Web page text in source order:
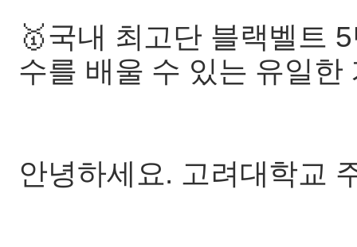
🥇국내 최고단 블랙벨트
수를 배울 수 있는 유일한
안녕하세요. 고려대학교